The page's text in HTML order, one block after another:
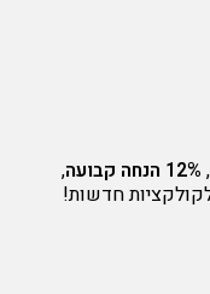
12% הנחה קבועה
,
חדשות!